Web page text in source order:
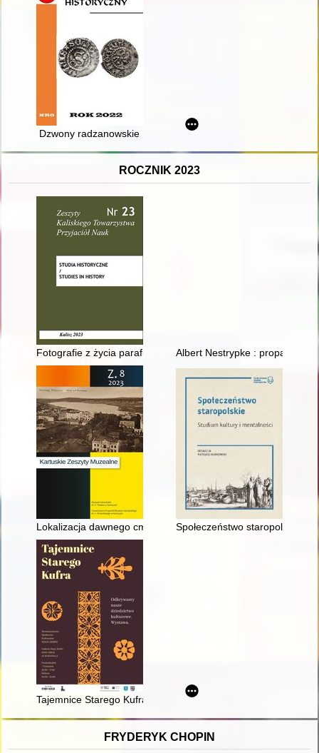
Dzwony radzanowskie
ROCZNIK 2023
Fotografie z życia parafii prawosławnej w Kaliszu okresu
Albert Nestrypke : propagator
Lokalizacja dawnego cmentarza żydowskiego w Kartuzach
Społeczeństwo staropolskie :
Tajemnice Starego Kufra : katalog wystawy
FRYDERYK CHOPIN